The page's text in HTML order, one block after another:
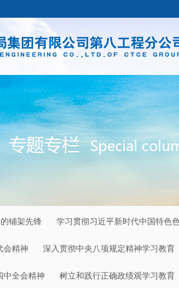
铺架先锋 学习贯彻习近平新时代中国特色
会精神 深入贯彻中央八项规定精神学习教育
中全会精神 树立和践行正确政绩观学习教育